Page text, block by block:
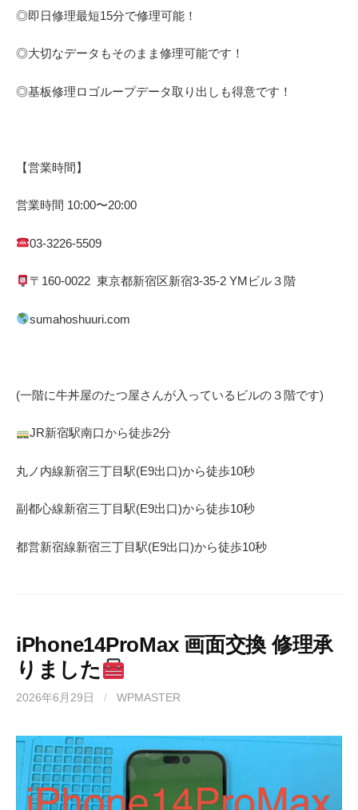
◎即日修理最短15分で修理可能！
◎大切なデータもそのまま修理可能です！
◎基板修理ロゴループデータ取り出しも得意です！
【営業時間】
営業時間 10:00〜20:00
03-3226-5509
〒 160-0022 東京都新宿区新宿3-35-2 YMビル３階
sumahoshuuri.com
(一階に牛丼屋のたつ屋さんが入っているビルの３階です)
JR新宿駅南口から徒歩2分
丸ノ内線新宿三丁目駅(E9出口)から徒歩10秒
副都心線新宿三丁目駅(E9出口)から徒歩10秒
都営新宿線新宿三丁目駅(E9出口)から徒歩10秒
iPhone14ProMax 画面交換 修理承
りました
2026年6月29日 / WPMASTER